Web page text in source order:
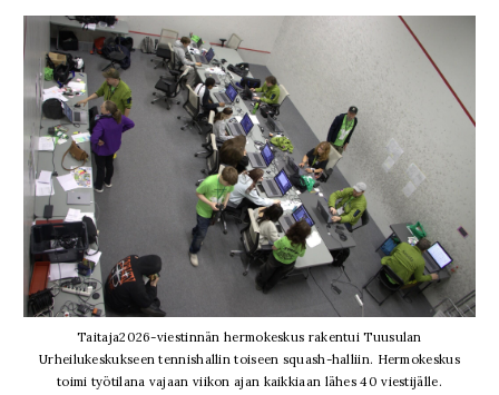
Taitaja2026-viestinnän hermokeskus rakentuiTuusulan
Urheilukeskukseen tennishallin toiseen squash-halliin. Hermokeskus
toimi työtilana vajaan viikon ajan kaikkiaan lähes 40 viestijälle.